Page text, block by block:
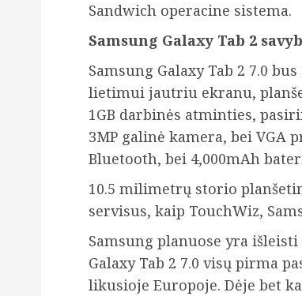
Sandwich operacine sistema.
Samsung Galaxy Tab 2
Samsung Galaxy Tab 2 7.0
lietimui jautriu ekranu,
1GB darbinės atminties,
3MP galinė kamera, bei VGA
Bluetooth, bei 4,000mAh
10.5 milimetrų storio
servisus, kaip TouchWiz,
Samsung planuose yra
Galaxy Tab 2 7.0 visų pirma
likusioje Europoje. Dėje bet